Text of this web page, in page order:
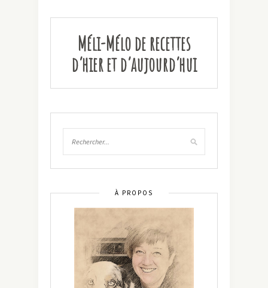
Méli-Mélo de recettes
d’hier et d’aujourd’hui
À PROPOS